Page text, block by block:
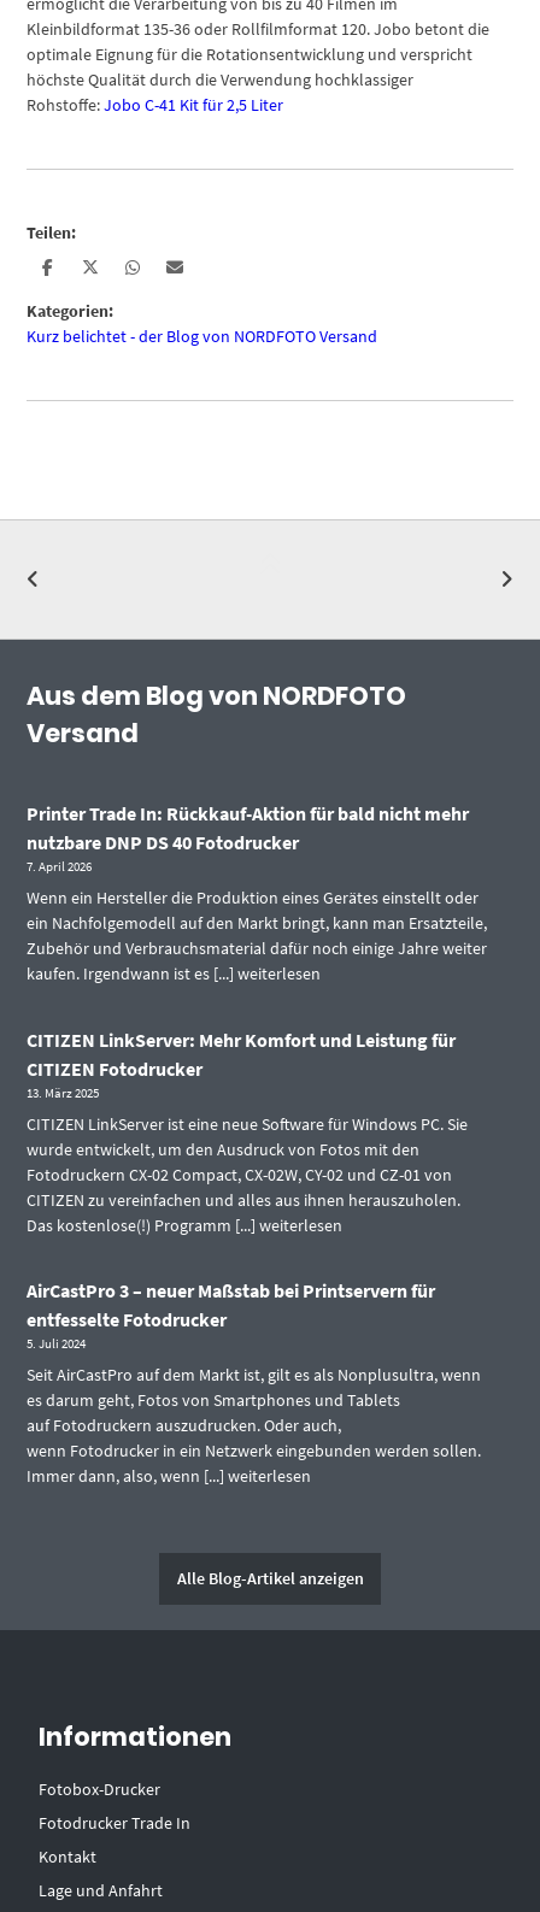
Kleinbildformat 135-36 oder Rollfilmformat 120. Jobo betont die
optimale Eignung für die Rotationsentwicklung und verspricht
höchste Qualität durch die Verwendung hochklassiger
Rohstoffe:Jobo C-41 Kit für 2,5 Liter
Teilen:
Kategorien:
Kurz belichtet - der Blog von NORDFOTO Versand
Aus dem Blog von NORDFOTO
Versand
Printer Trade In: Rückkauf-Aktion für bald nicht mehr
nutzbare DNP DS 40 Fotodrucker
7. April 2026
Wenn ein Hersteller die Produktion eines Gerätes einstellt oder
ein Nachfolgemodell auf den Markt bringt, kann man Ersatzteile,
Zubehör und Verbrauchsmaterial dafür noch einige Jahre weiter
kaufen. Irgendwann ist es [...]weiterlesen
CITIZEN LinkServer: Mehr Komfort und Leistung für
CITIZEN Fotodrucker
13. März 2025
CITIZEN LinkServer ist eine neue Software für Windows PC. Sie
wurde entwickelt, um den Ausdruck von Fotos mit den
Fotodruckern CX-02 Compact, CX-02W, CY-02 und CZ-01 von
CITIZEN zu vereinfachen und alles aus ihnen herauszuholen.
Das kostenlose(!) Programm [...]weiterlesen
AirCastPro 3 – neuer Maßstab bei Printservern für
entfesselte Fotodrucker
5. Juli 2024
Seit AirCastPro auf dem Markt ist, gilt es als Nonplusultra, wenn
es darum geht, Fotos von Smartphones und Tablets
auf Fotodruckern auszudrucken. Oder auch,
wenn Fotodrucker in ein Netzwerk eingebunden werden sollen.
Immer dann, also, wenn [...]weiterlesen
Alle Blog-Artikel anzeigen
Informationen
Fotobox-Drucker
Fotodrucker Trade In
Kontakt
Lage und Anfahrt